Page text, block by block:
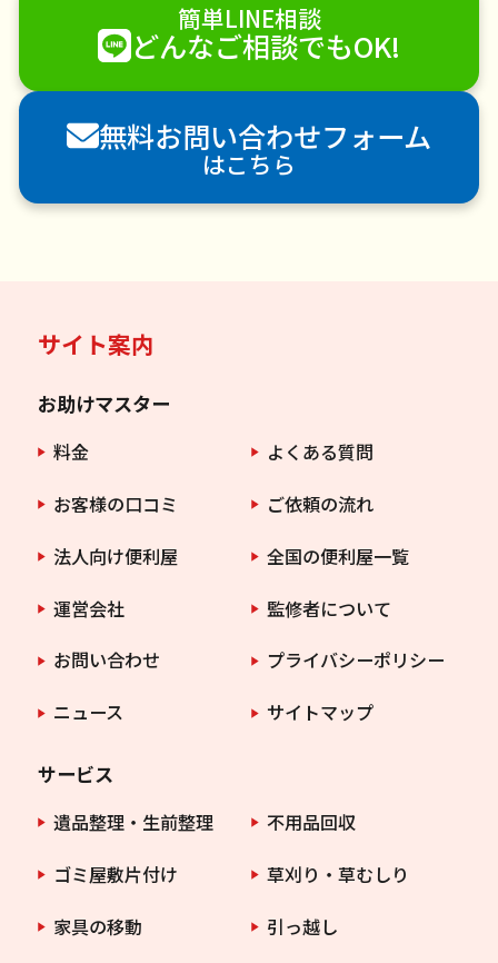
襖（ふすま）の張替え
空き家管理
害獣駆除
防草シート施工
ナメクジ駆除
害虫駆除
簡単LINE相談
どんなご相談でもOK!
無料お問い合わせフォーム
はこちら
サイト案内
お助けマスター
料金
よくある質問
お客様の口コミ
ご依頼の流れ
法人向け便利屋
全国の便利屋一覧
運営会社
監修者について
お問い合わせ
プライバシーポリシー
ニュース
サイトマップ
サービス
遺品整理・生前整理
不用品回収
ゴミ屋敷片付け
草刈り・草むしり
家具の移動
引っ越し